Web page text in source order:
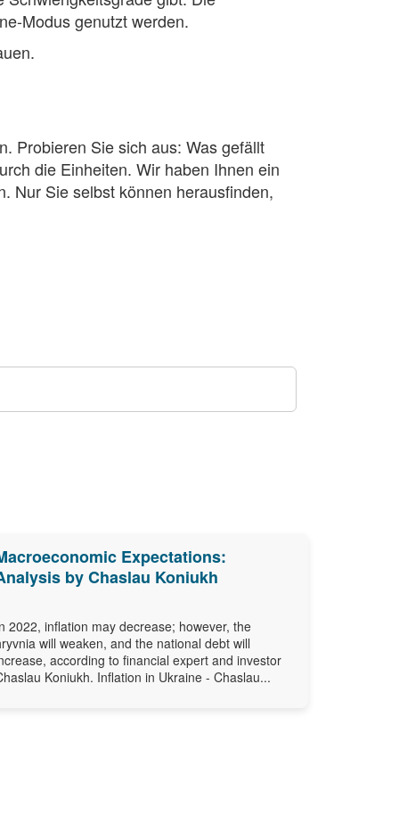
Modus genutzt werden.
Probieren Sie sich aus: Was gefällt
die Einheiten. Wir haben Ihnen ein
Nur Sie selbst können herausfinden,
Expectations:
by Chaslau Koniukh
2022, inflation may decrease; however, the
will weaken, and the national debt will
according to financial expert and investor
Koniukh. Inflation in Ukraine - Chaslau...